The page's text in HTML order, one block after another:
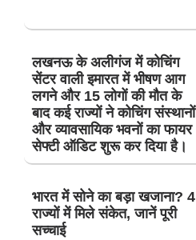
लखनऊ के अलीगंज में कोचिंग
सेंटर वाली इमारत में भीषण आग
लगने और 15 लोगों की मौत के
बाद कई राज्यों ने कोचिंग संस्थानों
और व्यावसायिक भवनों का फायर
सेफ्टी ऑडिट शुरू कर दिया है।
भारत में सोने का बड़ा खजाना? 4
राज्यों में मिले संकेत, जानें पूरी
सच्चाई